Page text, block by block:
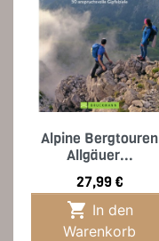
Alpine Bergtouren
Allgäuer...
Preis
27,99 €

Warenkorb